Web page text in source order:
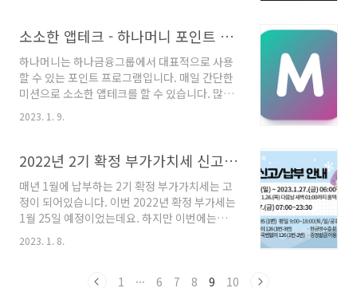
번 또는 두 번, 한번 각각 나뉘어 있..
는 허용으로 바꾼다면 다시 긴급 문자를 받을 수
알아보겠습니다. 허용 및 차단 방법 스마트폰 설
정 ▶ 안전 및 긴급 ▶ 재난문자 ▶안전 안내 문자
허용(비허용) 긴급 재난 및 안전 문자 정말 긴급
한 내용일 때는 해당 설정이 필요 없이 강제로 뜰
및 차단 방법 방법에 대해서는 구글 안드로..
소소한 앱테크 - 하나머니 포인트 쌓는 방법
하나머니는 하나금융그룹에서 대표적으로 사용
할 수 있는 포인트 프로그램입니다. 매일 간단한
미션으로 소소한 앱테크를 할 수 있습니다. 많이
는 아니지만 간편하게 포인트를 쌓을 수 있어 출
퇴근 시간에 1분 2분 정도만 투자하면 됩니다.
니 어플은 소소한 앱테크도 가능하지만 은행의
본질은 환전도 가능합니다. 또한 벌어들인 포인
트는 하나 금융 그룹 자체에서만 사용가능한 것
은 아니고 다른 제휴 업체에서도 사용이 가능합
니다. 그중에 저의 경우는 네이버 포인트가 전환
율 1.5%로 더 주기 때문에 네이버 포인트를 이용
2023. 1. 9.
2022년 2기 확정 부가가치세 신고 및 납부 기간 연장
매년 1월에 납부하는 2기 확정 부가가치세는 고
정이 되어있습니다. 이번 2022년 확정 부가세는
1월 25일 예정이었는데요. 하지만 이번에는
기한을 맞추지 못할 수도 있는 분들을 위해서 신
신고 대상 : 2022년 2기 부가가치세 확정신고 대
2023. 1. 8.
1 ··· 6 7 8 9 10